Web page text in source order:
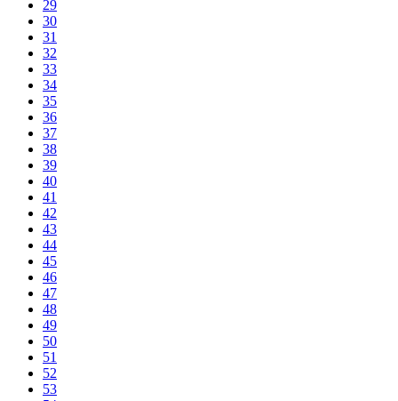
29
30
31
32
33
34
35
36
37
38
39
40
41
42
43
44
45
46
47
48
49
50
51
52
53